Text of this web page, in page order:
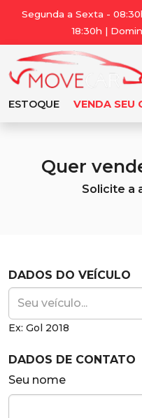
Segunda a Sexta -
18:30h |
ESTOQUE VENDA SEU
Quer
Solicite a
DADOS DO VEÍCULO
Ex: Gol 2018
DADOS DE CONTATO
Seu nome